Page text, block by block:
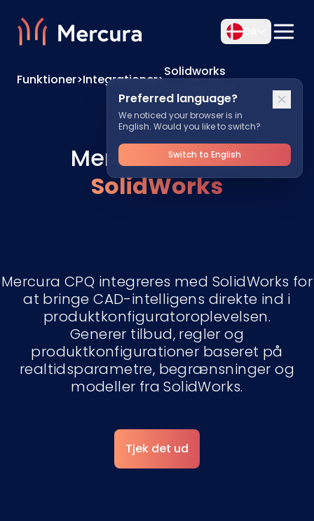
Preferred language?
We noticed your browser is in
English. Would you like to switch?
Switch to English
Funktioner>Integrationer>
Solidworks
Mercura CPQ til
SolidWorks
Mercura CPQ integreres med SolidWorks for
at bringe CAD-intelligens direkte ind i
produktkonfiguratoroplevelsen.
Generer tilbud, regler og
produktkonfigurationer baseret på
realtidsparametre, begrænsninger og
modeller fra SolidWorks.
Tjek det ud